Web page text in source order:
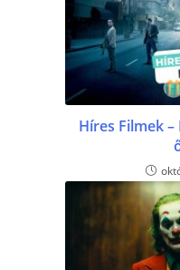
Híres Filmek